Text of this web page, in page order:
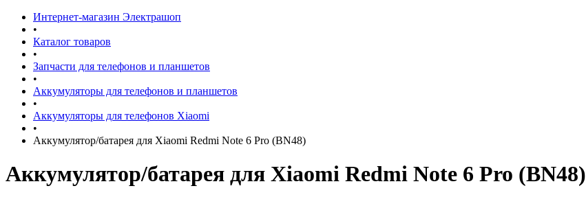
Интернет-магазин Электрашоп
•
Каталог товаров
•
Запчасти для телефонов и планшетов
•
Аккумуляторы для телефонов и планшетов
•
Аккумуляторы для телефонов Xiaomi
•
Аккумулятор/батарея для Xiaomi Redmi Note 6 Pro (BN48)
Аккумулятор/батарея для Xiaomi Redmi Note 6 Pro (BN48)